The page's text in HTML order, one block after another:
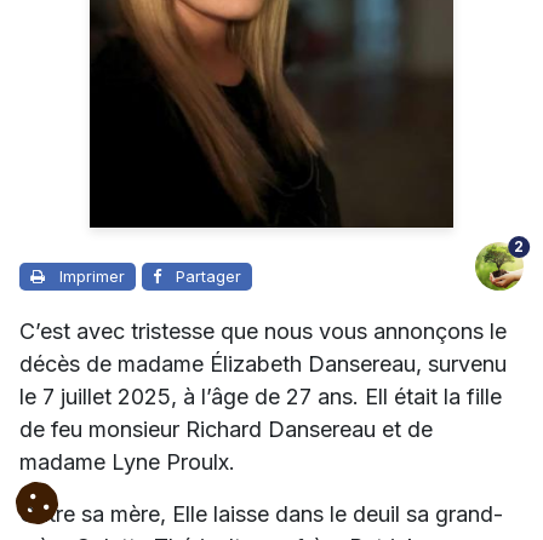
Imprimer Partager
2
C’est avec tristesse que nous vous annonçons le
décès de madame Élizabeth Dansereau, survenu
le 7 juillet 2025, à l’âge de 27 ans. Ell était la fille
de feu monsieur Richard Dansereau et de
madame Lyne Proulx.
Outre sa mère, Elle laisse dans le deuil sa grand-